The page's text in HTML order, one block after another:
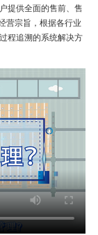
提供全面的售前、售
营宗旨，根据各行业
程追溯的系统解决方